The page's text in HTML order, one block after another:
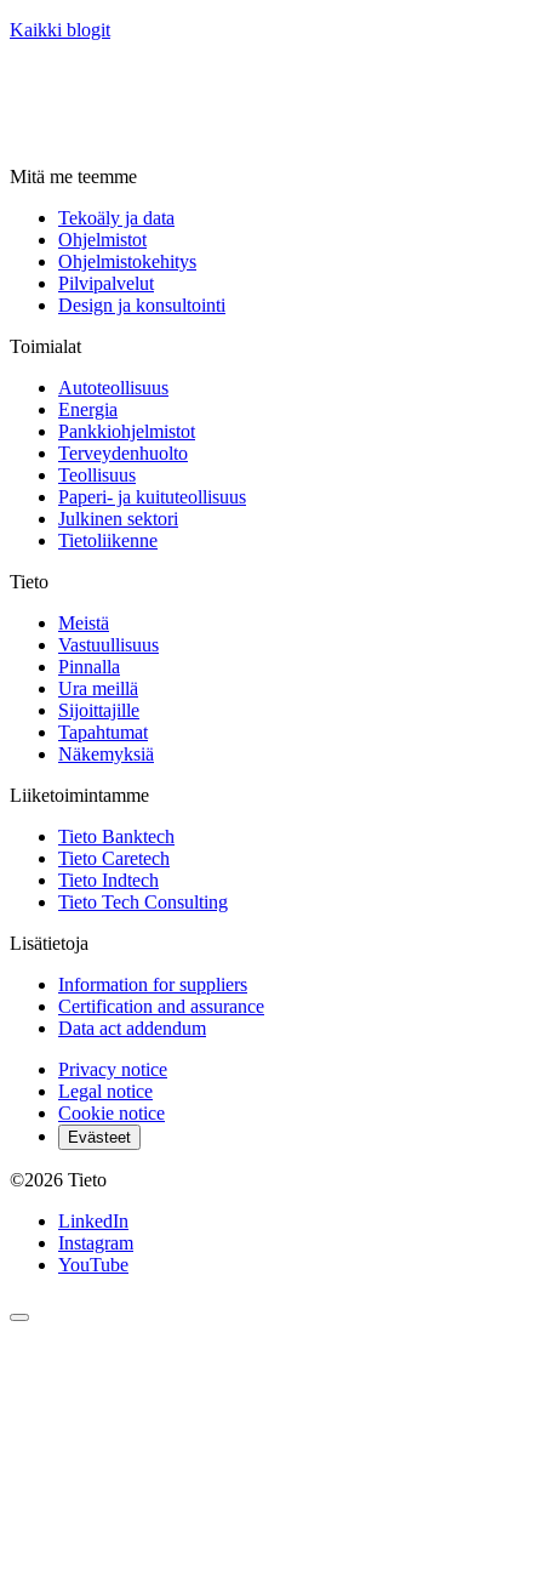
Kaikki blogit
Mitä me teemme
Tekoäly ja data
Ohjelmistot
Ohjelmistokehitys
Pilvipalvelut
Design ja konsultointi
Toimialat
Autoteollisuus
Energia
Pankkiohjelmistot
Terveydenhuolto
Teollisuus
Paperi- ja kuituteollisuus
Julkinen sektori
Tietoliikenne
Tieto
Meistä
Vastuullisuus
Pinnalla
Ura meillä
Sijoittajille
Tapahtumat
Näkemyksiä
Liiketoimintamme
Tieto Banktech
Tieto Caretech
Tieto Indtech
Tieto Tech Consulting
Lisätietoja
Information for suppliers
Certification and assurance
Data act addendum
Privacy notice
Legal notice
Cookie notice
Evästeet
©2026 Tieto
LinkedIn
Instagram
YouTube